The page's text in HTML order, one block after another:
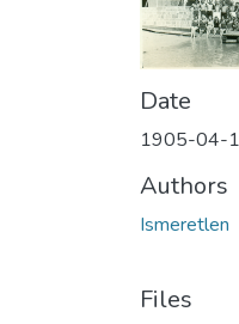
Date
1905-04-
Authors
Ismeretlen
Files